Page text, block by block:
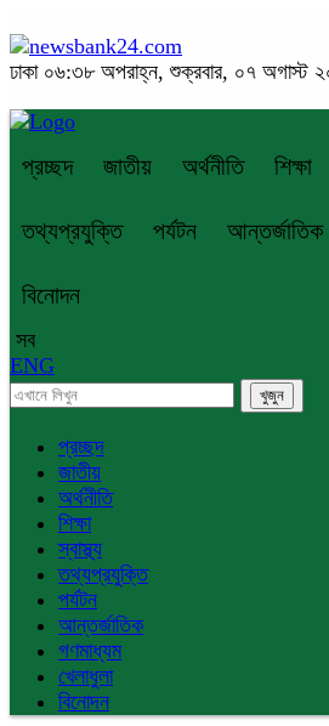
ঢাকা ০৬:৩৮ অপরাহ্ন, শুক্রবার, ০৭ অগাস্ট
প্রচ্ছদ জাতীয় অর্থনীতি শিক্ষা
তথ্যপ্রযুক্তি পর্যটন আন্তর্জাতিক
বিনোদন
সব
ENG
প্রচ্ছদ
জাতীয়
অর্থনীতি
শিক্ষা
স্বাস্থ্য
তথ্যপ্রযুক্তি
পর্যটন
আন্তর্জাতিক
গণমাধ্যম
খেলাধুলা
বিনোদন